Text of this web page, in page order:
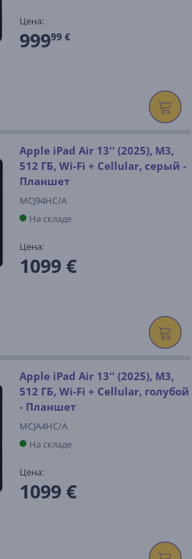
Цена:
99999 €
Apple iPad Air 13'' (2025), M3,
512 ГБ, Wi-Fi + Cellular, серый -
Планшет
MCJ94HC/A
На складе
Цена:
1099 €
Apple iPad Air 13'' (2025), M3,
512 ГБ, Wi-Fi + Cellular, голубой
- Планшет
MCJA4HC/A
На складе
Цена:
1099 €